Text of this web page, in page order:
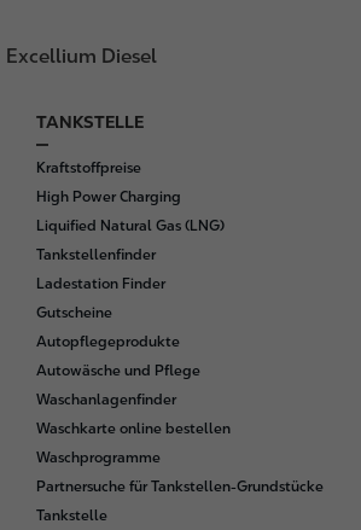
Excellium Diesel
F
o
o
t
e
r
TANKSTELLE
Kraftstoffpreise
High Power Charging
Liquified Natural Gas (LNG)
Tankstellenfinder
Ladestation Finder
Gutscheine
Autopflegeprodukte
Autowäsche und Pflege
Waschanlagenfinder
Waschkarte online bestellen
Waschprogramme
Partnersuche für Tankstellen-Grundstücke
Tankstelle